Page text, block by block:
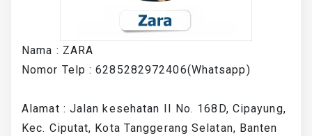
Nama : ZARA
Nomor Telp : 6285282972406(Whatsapp)
Alamat : Jalan kesehatan II No. 168D, Cipayung,
Kec. Ciputat, Kota Tanggerang Selatan, Banten